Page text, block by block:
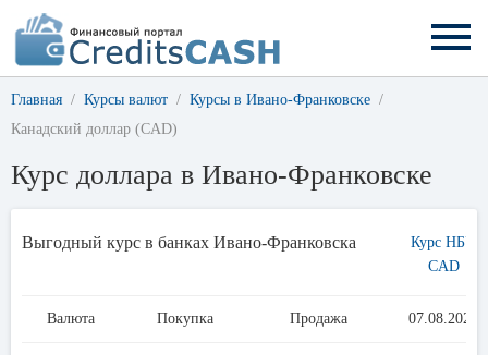
Главная Курсы валют
Курсы в Ивано-Франковске
Канадский доллар (CAD)
Курс доллара в Ивано-Франковске
Выгодный курс в банках Ивано-Франковска
Курс НБУ
CAD
Валюта Покупка Продажа 07.08.2026